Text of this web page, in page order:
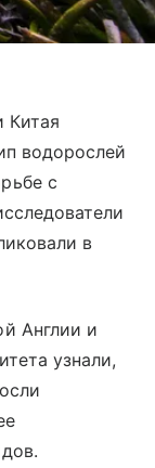
Китая
водорослей
с
в
Англии и
узнали,